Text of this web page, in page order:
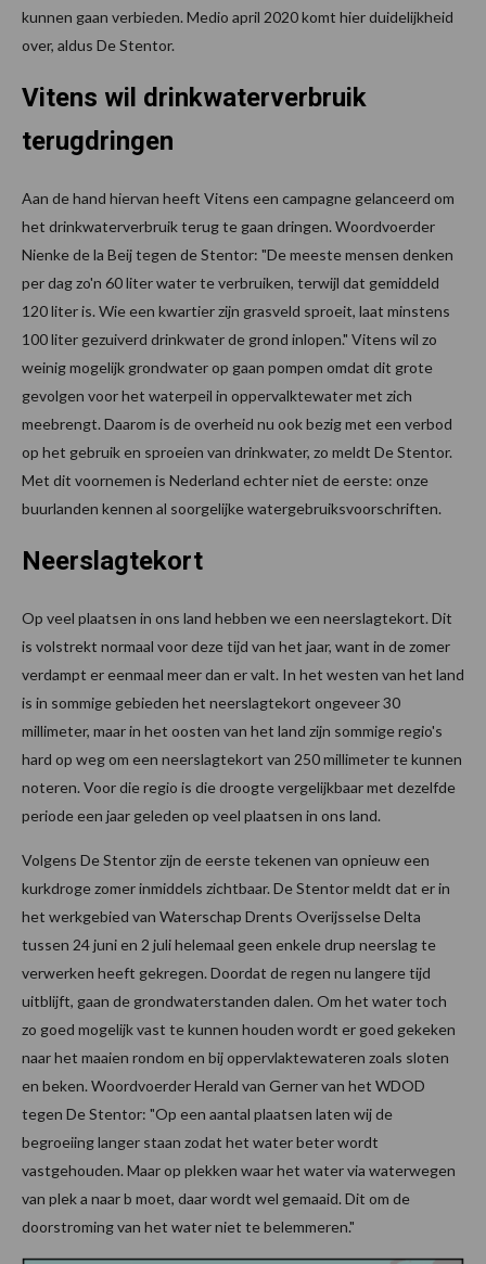
kunnen gaan verbieden. Medio april 2020 komt hier duidelijkheid
over, aldus De Stentor.
Vitens wil drinkwaterverbruik
terugdringen
Aan de hand hiervan heeft Vitens een campagne gelanceerd om
het drinkwaterverbruik terug te gaan dringen. Woordvoerder
Nienke de la Beij tegen de Stentor: "De meeste mensen denken
per dag zo'n 60 liter water te verbruiken, terwijl dat gemiddeld
120 liter is. Wie een kwartier zijn grasveld sproeit, laat minstens
100 liter gezuiverd drinkwater de grond inlopen." Vitens wil zo
weinig mogelijk grondwater op gaan pompen omdat dit grote
gevolgen voor het waterpeil in oppervalktewater met zich
meebrengt. Daarom is de overheid nu ook bezig met een verbod
op het gebruik en sproeien van drinkwater, zo meldt De Stentor.
Met dit voornemen is Nederland echter niet de eerste: onze
buurlanden kennen al soorgelijke watergebruiksvoorschriften.
Neerslagtekort
Op veel plaatsen in ons land hebben we een neerslagtekort. Dit
is volstrekt normaal voor deze tijd van het jaar, want in de zomer
verdampt er eenmaal meer dan er valt. In het westen van het land
is in sommige gebieden het neerslagtekort ongeveer 30
millimeter, maar in het oosten van het land zijn sommige regio's
hard op weg om een neerslagtekort van 250 millimeter te kunnen
noteren. Voor die regio is die droogte vergelijkbaar met dezelfde
periode een jaar geleden op veel plaatsen in ons land.
Volgens De Stentor zijn de eerste tekenen van opnieuw een
kurkdroge zomer inmiddels zichtbaar. De Stentor meldt dat er in
het werkgebied van Waterschap Drents Overijsselse Delta
tussen 24 juni en 2 juli helemaal geen enkele drup neerslag te
verwerken heeft gekregen. Doordat de regen nu langere tijd
uitblijft, gaan de grondwaterstanden dalen. Om het water toch
zo goed mogelijk vast te kunnen houden wordt er goed gekeken
naar het maaien rondom en bij oppervlaktewateren zoals sloten
en beken. Woordvoerder Herald van Gerner van het WDOD
tegen De Stentor: "Op een aantal plaatsen laten wij de
begroeiing langer staan zodat het water beter wordt
vastgehouden. Maar op plekken waar het water via waterwegen
van plek a naar b moet, daar wordt wel gemaaid. Dit om de
doorstroming van het water niet te belemmeren."